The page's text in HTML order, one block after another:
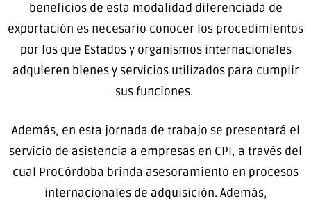
beneficios de esta modalidad diferenciada de
exportación es necesario conocer los procedimientos
por los que Estados y organismos internacionales
adquieren bienes y servicios utilizados para cumplir
sus funciones.
Además, en esta jornada de trabajo se presentará el
servicio de asistencia a empresas en CPI, a través del
cual ProCórdoba brinda asesoramiento en procesos
internacionales de adquisición. Además,